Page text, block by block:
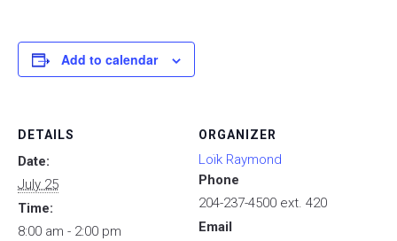
Add to calendar
DETAILS
Date:
July 25
Time:
8:00 am - 2:00 pm
ORGANIZER
Loïk Raymond
Phone
204-237-4500 ext. 420
Email